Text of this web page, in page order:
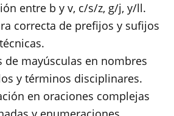
entre b y v, c/s/z, g/j, y/ll.
correcta de prefijos y sufijos
de mayúsculas en nombres
y términos disciplinares.
en oraciones complejas